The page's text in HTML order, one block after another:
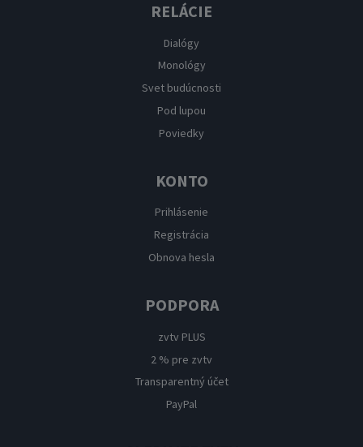
RELÁCIE
Dialógy
Monológy
Svet budúcnosti
Pod lupou
Poviedky
KONTO
Prihlásenie
Registrácia
Obnova hesla
PODPORA
zvtv PLUS
2 % pre zvtv
Transparentný účet
PayPal